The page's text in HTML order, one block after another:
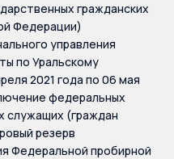
гражданских
Федерации)
управления
по Уральскому
2021 года по 06 мая
федеральных
служащих (граждан
резерв
Федеральной пробирной